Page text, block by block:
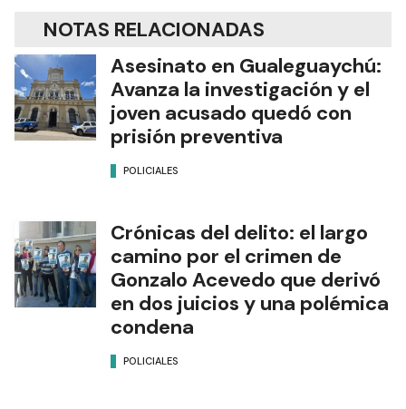
NOTAS RELACIONADAS
Asesinato en Gualeguaychú:
Avanza la investigación y el
joven acusado quedó con
prisión preventiva
POLICIALES
Crónicas del delito: el largo
camino por el crimen de
Gonzalo Acevedo que derivó
en dos juicios y una polémica
condena
POLICIALES